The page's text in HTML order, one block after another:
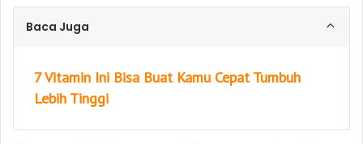
Baca Juga
7 Vitamin Ini Bisa Buat Kamu Cepat Tumbuh
Lebih Tinggi